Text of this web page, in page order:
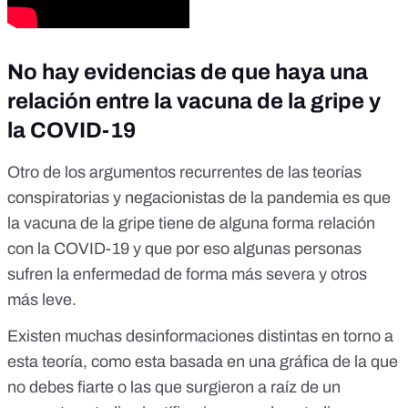
No hay evidencias de que haya una
relación entre la vacuna de la gripe y
la COVID-19
Otro de los argumentos recurrentes de las teorías
conspiratorias y negacionistas de la pandemia es que
la vacuna de la gripe tiene de alguna forma relación
con la COVID-19 y que por eso algunas personas
sufren la enfermedad de forma más severa y otros
más leve.
Existen muchas desinformaciones distintas en torno a
esta teoría, como esta basada en una gráfica de la que
no debes fiarte o las que surgieron a raíz de un